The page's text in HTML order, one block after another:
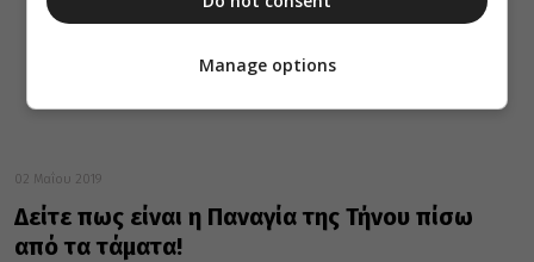
02 Μαΐου 2019
Δείτε πως είναι η Παναγία της Τήνου πίσω
από τα τάματα!
Manage options